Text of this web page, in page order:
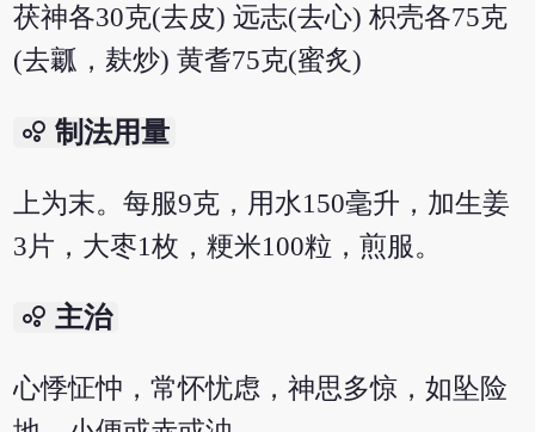
茯神各30克(去皮) 远志(去心) 枳壳各75克
(去瓤，麸炒) 黄耆75克(蜜炙)
bubble_chart 制法用量
上为末。每服9克，用水150毫升，加生姜
3片，大枣1枚，粳米100粒，煎服。
bubble_chart 主治
心悸怔忡，常怀忧虑，神思多惊，如坠险